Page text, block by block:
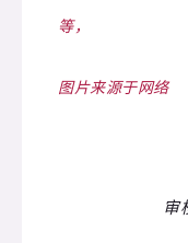
等，
图片来源于网络
审